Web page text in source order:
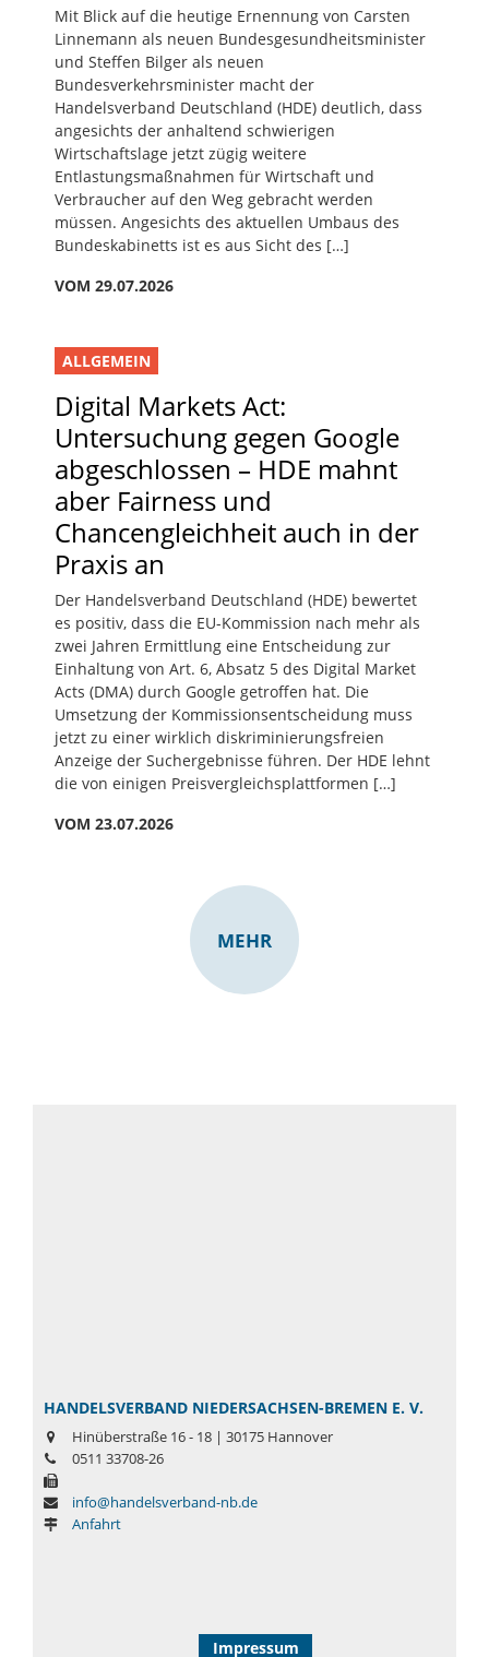
Mit Blick auf die heutige Ernennung von Carsten
Linnemann als neuen Bundesgesundheitsminister
und Steffen Bilger als neuen
Bundesverkehrsminister macht der
Handelsverband Deutschland (HDE) deutlich, dass
angesichts der anhaltend schwierigen
Wirtschaftslage jetzt zügig weitere
Entlastungsmaßnahmen für Wirtschaft und
Verbraucher auf den Weg gebracht werden
müssen. Angesichts des aktuellen Umbaus des
Bundeskabinetts ist es aus Sicht des […]
VOM 29.07.2026
ALLGEMEIN
Digital Markets Act:
Untersuchung gegen Google
abgeschlossen – HDE mahnt
aber Fairness und
Chancengleichheit auch in der
Praxis an
Der Handelsverband Deutschland (HDE) bewertet
es positiv, dass die EU-Kommission nach mehr als
zwei Jahren Ermittlung eine Entscheidung zur
Einhaltung von Art. 6, Absatz 5 des Digital Market
Acts (DMA) durch Google getroffen hat. Die
Umsetzung der Kommissionsentscheidung muss
jetzt zu einer wirklich diskriminierungsfreien
Anzeige der Suchergebnisse führen. Der HDE lehnt
die von einigen Preisvergleichsplattformen […]
VOM 23.07.2026
MEHR
HANDELSVERBAND NIEDERSACHSEN-BREMEN E. V.
Hinüberstraße 16 - 18 | 30175 Hannover
0511 33708-26
info@handelsverband-nb.de
Anfahrt
Impressum